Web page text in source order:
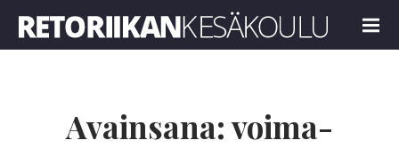
MENU
Avainsana:voima-